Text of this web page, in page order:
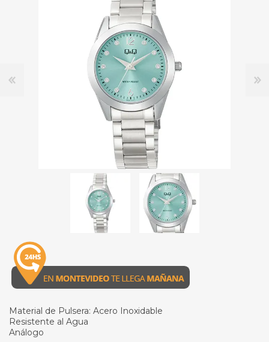
Material de Pulsera: Acero Inoxidable
Resistente al Agua
Análogo